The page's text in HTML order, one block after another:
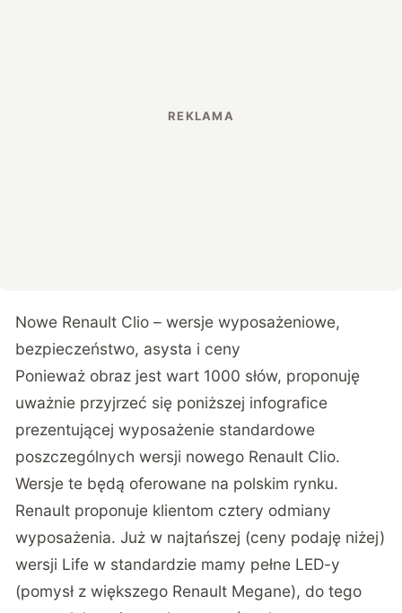
Nowe Renault Clio – wersje wyposażeniowe,
bezpieczeństwo, asysta i ceny
Ponieważ obraz jest wart 1000 słów, proponuję
uważnie przyjrzeć się poniższej infografice
prezentującej wyposażenie standardowe
poszczególnych wersji nowego Renault Clio.
Wersje te będą oferowane na polskim rynku.
Renault proponuje klientom cztery odmiany
wyposażenia. Już w najtańszej (ceny podaję niżej)
wersji Life w standardzie mamy pełne LED-y
(pomysł z większego Renault Megane), do tego